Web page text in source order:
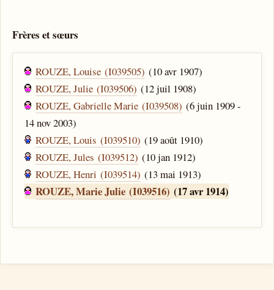
Frères et sœurs
ROUZE, Louise (I039505) (10 avr 1907)
ROUZE, Julie (I039506) (12 juil 1908)
ROUZE, Gabrielle Marie (I039508) (6 juin 1909 -
14 nov 2003)
ROUZE, Louis (I039510) (19 août 1910)
ROUZE, Jules (I039512) (10 jan 1912)
ROUZE, Henri (I039514) (13 mai 1913)
ROUZE, Marie Julie (I039516) (17 avr 1914)